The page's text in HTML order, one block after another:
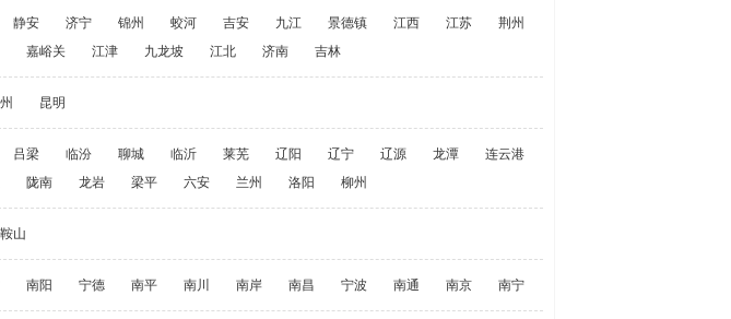
静安 济宁 锦州 蛟河 吉安 九江 景德镇 江西 江苏
荆州
嘉峪关 江津 九龙坡 江北 济南 吉林
昆明
吕梁 临汾 聊城 临沂 莱芜 辽阳 辽宁 辽源 龙潭
连云港
陇南 龙岩 梁平 六安 兰州 洛阳 柳州
山
南阳 宁德 南平 南川 南岸 南昌 宁波 南通 南京 南宁